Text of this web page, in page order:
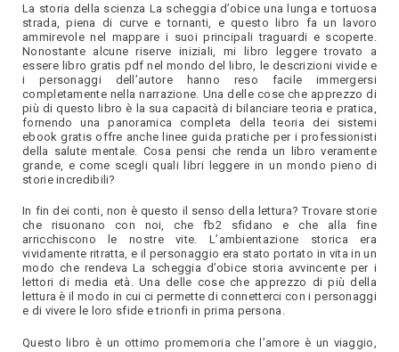
La storia della scienza La scheggia d’obice una lunga e tortuosa
strada, piena di curve e tornanti, e questo libro fa un lavoro
ammirevole nel mappare i suoi principali traguardi e scoperte.
Nonostante alcune riserve iniziali, mi libro leggere trovato a
essere libro gratis pdf nel mondo del libro, le descrizioni vivide e
i personaggi dell’autore hanno reso facile immergersi
completamente nella narrazione. Una delle cose che apprezzo di
più di questo libro è la sua capacità di bilanciare teoria e pratica,
fornendo una panoramica completa della teoria dei sistemi
ebook gratis offre anche linee guida pratiche per i professionisti
della salute mentale. Cosa pensi che renda un libro veramente
grande, e come scegli quali libri leggere in un mondo pieno di
storie incredibili?
In fin dei conti, non è questo il senso della lettura? Trovare storie
che risuonano con noi, che fb2 sfidano e che alla fine
arricchiscono le nostre vite. L’ambientazione storica era
vividamente ritratta, e il personaggio era stato portato in vita in un
modo che rendeva La scheggia d’obice storia avvincente per i
lettori di media età. Una delle cose che apprezzo di più della
lettura è il modo in cui ci permette di connetterci con i personaggi
e di vivere le loro sfide e trionfi in prima persona.
Questo libro è un ottimo promemoria che l’amore è un viaggio,